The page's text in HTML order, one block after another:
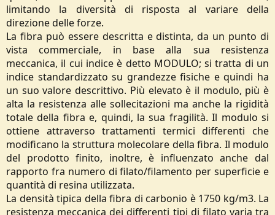
limitando la diversità di risposta al variare della
direzione delle forze.
La fibra può essere descritta e distinta, da un punto di
vista commerciale, in base alla sua resistenza
meccanica, il cui indice è detto MODULO; si tratta di un
indice standardizzato su grandezze fisiche e quindi ha
un suo valore descrittivo. Più elevato è il modulo, più è
alta la resistenza alle sollecitazioni ma anche la rigidità
totale della fibra e, quindi, la sua fragilità. Il modulo si
ottiene attraverso trattamenti termici differenti che
modificano la struttura molecolare della fibra. Il modulo
del prodotto finito, inoltre, è influenzato anche dal
rapporto fra numero di filato/filamento per superficie e
quantità di resina utilizzata.
La densità tipica della fibra di carbonio è 1750 kg/m3. La
resistenza meccanica dei differenti tipi di filato varia tra